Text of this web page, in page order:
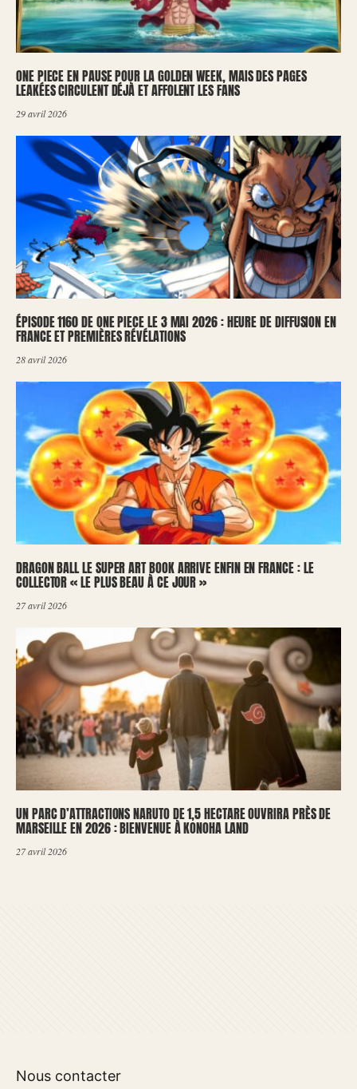
ONE PIECE EN PAUSE POUR LA GOLDEN WEEK, MAIS DES PAGES
LEAKÉES CIRCULENT DÉJÀ ET AFFOLENT LES FANS
29 avril 2026
ÉPISODE 1160 DE ONE PIECE LE 3 MAI 2026 : HEURE DE DIFFUSION EN
FRANCE ET PREMIÈRES RÉVÉLATIONS
28 avril 2026
DRAGON BALL LE SUPER ART BOOK ARRIVE ENFIN EN FRANCE : LE
COLLECTOR « LE PLUS BEAU À CE JOUR »
27 avril 2026
UN PARC D’ATTRACTIONS NARUTO DE 1,5 HECTARE OUVRIRA PRÈS DE
MARSEILLE EN 2026 : BIENVENUE À KONOHA LAND
27 avril 2026
Nous contacter